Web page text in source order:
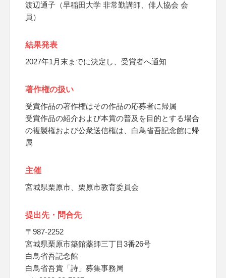
渡辺通子（早稲田大学 非常勤講師、俳人協会 会
員）
結果発表
2027年1月末までに決定し、受賞者へ通知
著作権の扱い
受賞作品の著作権はその作品の応募者に帰属
受賞作品の紹介および本賞の普及を目的とする場合
の複製権および公衆送信権は、白鳥省吾記念館に帰
属
主催
宮城県栗原市、栗原市教育委員会
提出先・問合先
〒987-2252
宮城県栗原市築館薬師三丁目3番26号
白鳥省吾記念館
白鳥省吾賞「詩」募集事務局